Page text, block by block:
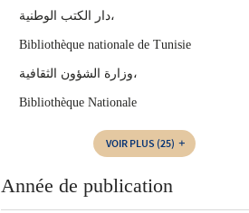
‏دار الكتب الوطنية‏،
Bibliothèque nationale de Tunisie
وزارة الشؤون الثقافية،
Bibliothèque Nationale
VOIR PLUS (25)
Année de publication